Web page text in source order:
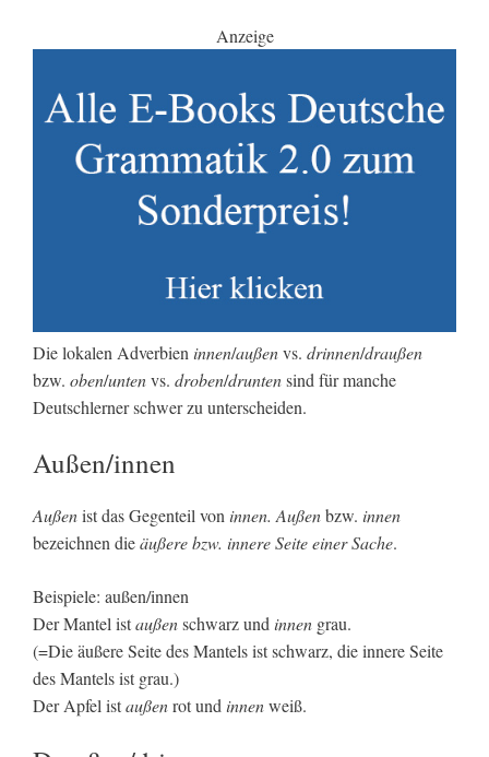
Anzeige
Die lokalen Adverbien innen/außenvs. drinnen/draußen
bzw. oben/untenvs. droben/druntensind für manche
Deutschlerner schwer zu unterscheiden.
Außen/innen
Außenist das Gegenteil von innen. Außenbzw. innen
bezeichnen dieäußere bzw. innere Seite einer Sache.
Beispiele: außen/innen
Der Mantel istaußenschwarz und innen grau.
(=Die äußere Seite des Mantels ist schwarz, die innere Seite
des Mantels ist grau.)
Der Apfel istaußenrot und innenweiß.